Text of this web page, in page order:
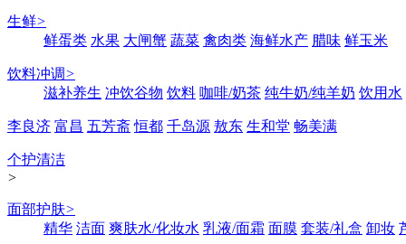
生鲜>
鲜蛋类 水果 大闸蟹 蔬菜 禽肉类 海鲜水产 腊味 鲜玉米
饮料冲调>
滋补养生 冲饮谷物 饮料 咖啡/奶茶 纯牛奶/纯羊奶 饮用水
李良济 富昌 五芳斋 恒都 千岛源 敖东 生和堂 畅美满
个护清洁
>
面部护肤>
精华 洁面 爽肤水/化妆水 乳液/面霜 面膜 套装/礼盒 卸妆